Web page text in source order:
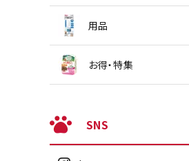
用品
お得・特集
SNS